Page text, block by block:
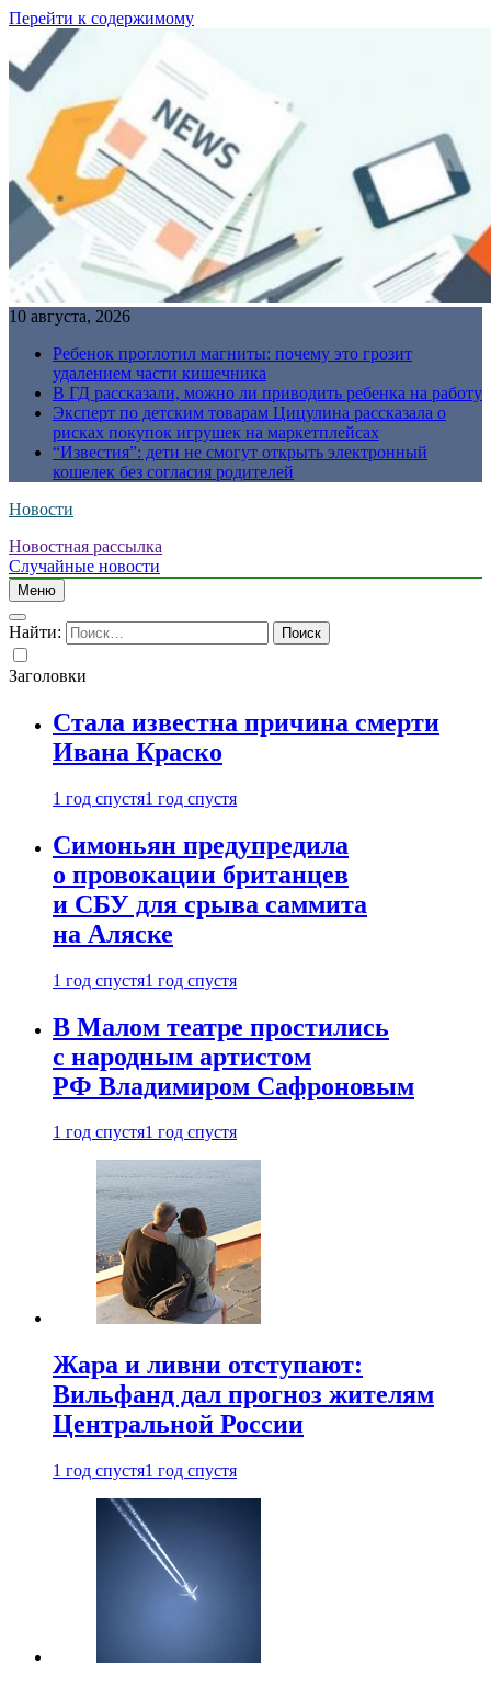
Перейти к содержимому
10 августа, 2026
Ребенок проглотил магниты: почему это грозит
удалением части кишечника
В ГД рассказали, можно ли приводить ребенка на работу
Эксперт по детским товарам Цицулина рассказала о
рисках покупок игрушек на маркетплейсах
“Известия”: дети не смогут открыть электронный
кошелек без согласия родителей
Новости
Новостная рассылка
Случайные новости
Меню
Найти:
Заголовки
Стала известна причина смерти
Ивана Краско
1 год спустя1 год спустя
Симоньян предупредила
о провокации британцев
и СБУ для срыва саммита
на Аляске
1 год спустя1 год спустя
В Малом театре простились
с народным артистом
РФ Владимиром Сафроновым
1 год спустя1 год спустя
Жара и ливни отступают:
Вильфанд дал прогноз жителям
Центральной России
1 год спустя1 год спустя